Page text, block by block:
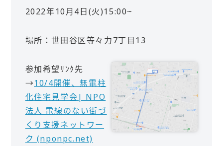
2022年10月4日(火)15:00~
場所：世田谷区等々力7丁目13
参加希望ﾘﾝｸ先
→10/4開催、無電柱
化住宅見学会| NPO
法人 電線のない街づ
くり支援ネットワー
ク (nponpc.net)